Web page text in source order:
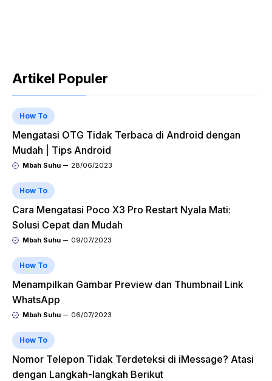
Artikel Populer
How To
Mengatasi OTG Tidak Terbaca di Android dengan
Mudah | Tips Android
Mbah Suhu 28/06/2023
How To
Cara Mengatasi Poco X3 Pro Restart Nyala Mati:
Solusi Cepat dan Mudah
Mbah Suhu 09/07/2023
How To
Menampilkan Gambar Preview dan Thumbnail Link
WhatsApp
Mbah Suhu 06/07/2023
How To
Nomor Telepon Tidak Terdeteksi di iMessage? Atasi
dengan Langkah-langkah Berikut